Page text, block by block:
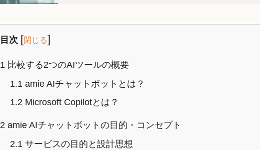
目次 [閉じる]
1 比較する2つのAIツールの概要
1.1 amie AIチャットボットとは？
1.2 Microsoft Copilotとは？
2 amie AIチャットボットの目的・コンセプト
2.1 サービスの目的と設計思想